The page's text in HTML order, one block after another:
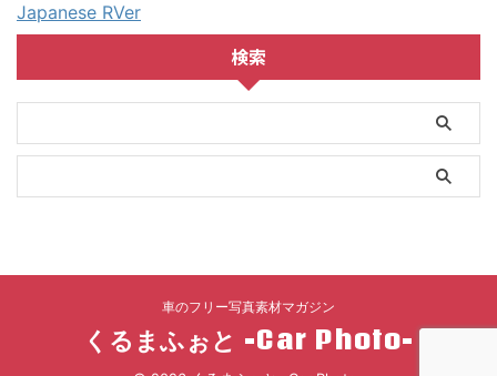
Japanese RVer
検索
車のフリー写真素材マガジン
くるまふぉと -Car Photo-